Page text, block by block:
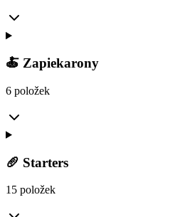
🍝 Zapiekarony
6 položek
🥖 Starters
15 položek